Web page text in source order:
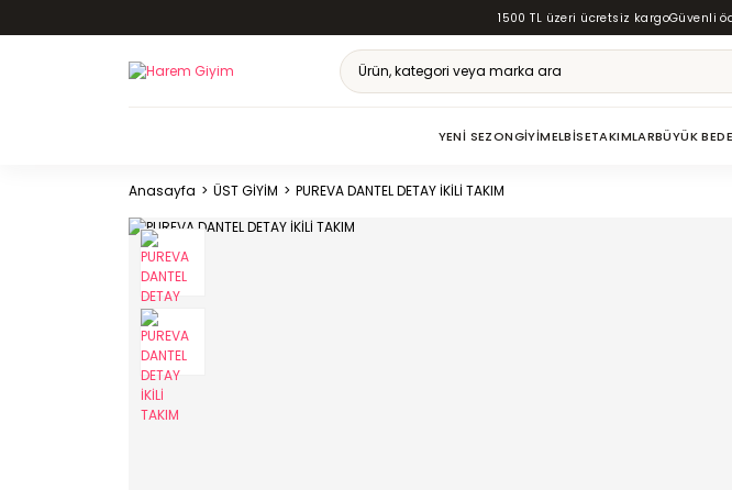
1500 TL üzeri ücretsiz kargoGüvenli
YENI SEZONGIYIMELBISETAKIMLARBÜYÜK
Anasayfa ÜST GİYİM PUREVA DANTEL DETAY İKİLİ TAKIM